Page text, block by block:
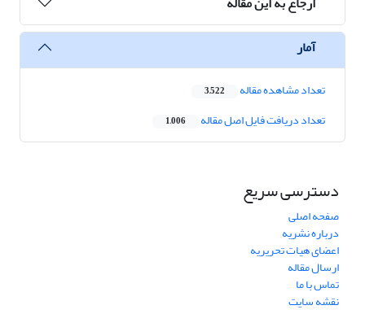
آمار
تعداد مشاهده مقاله 3,522
تعداد دریافت فایل اصل مقاله 1,006
دسترسی سریع
صفحه اصلی
درباره نشریه
اعضای هیات تحریریه
ارسال مقاله
تماس با ما
نقشه سایت